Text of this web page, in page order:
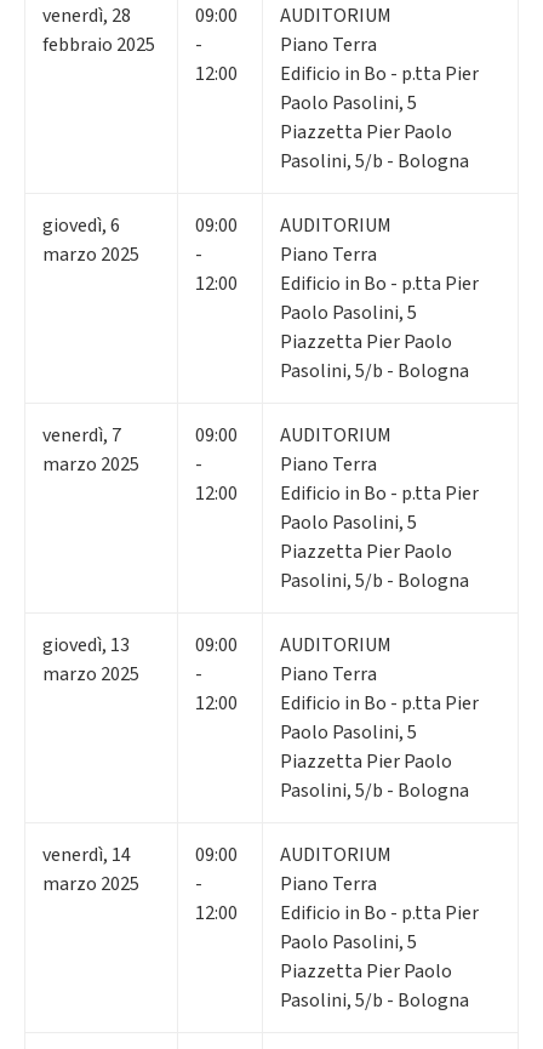
venerdì, 28
febbraio 2025
09:00
-
12:00
AUDITORIUM
Piano Terra
Edificio in Bo - p.tta Pier
Paolo Pasolini, 5
Piazzetta Pier Paolo
Pasolini, 5/b - Bologna
giovedì,6
marzo 2025
09:00
-
12:00
AUDITORIUM
Piano Terra
Edificio in Bo - p.tta Pier
Paolo Pasolini, 5
Piazzetta Pier Paolo
Pasolini, 5/b - Bologna
venerdì, 7
marzo 2025
09:00
-
12:00
AUDITORIUM
Piano Terra
Edificio in Bo - p.tta Pier
Paolo Pasolini, 5
Piazzetta Pier Paolo
Pasolini, 5/b - Bologna
giovedì, 13
marzo 2025
09:00
-
12:00
AUDITORIUM
Piano Terra
Edificio in Bo - p.tta Pier
Paolo Pasolini, 5
Piazzetta Pier Paolo
Pasolini, 5/b - Bologna
venerdì, 14
marzo 2025
09:00
-
12:00
AUDITORIUM
Piano Terra
Edificio in Bo - p.tta Pier
Paolo Pasolini, 5
Piazzetta Pier Paolo
Pasolini, 5/b - Bologna